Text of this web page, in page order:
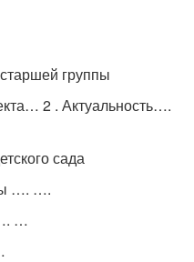
группы
2 . Актуальность….
сада
…. ….
…